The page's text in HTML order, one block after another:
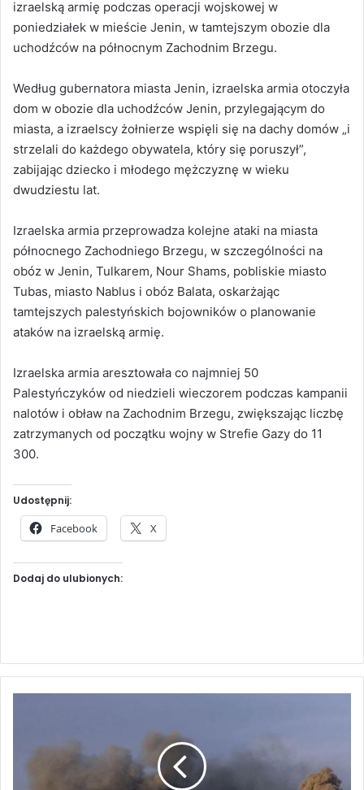
izraelską armię podczas operacji wojskowej w
poniedziałek w mieście Jenin, w tamtejszym obozie dla
uchodźców na północnym Zachodnim Brzegu.
Według gubernatora miasta Jenin, izraelska armia otoczyła
dom w obozie dla uchodźców Jenin, przylegającym do
miasta, a izraelscy żołnierze wspięli się na dachy domów „i
strzelali do każdego obywatela, który się poruszył”,
zabijając dziecko i młodego mężczyznę w wieku
dwudziestu lat.
Izraelska armia przeprowadza kolejne ataki na miasta
północnego Zachodniego Brzegu, w szczególności na
obóz w Jenin, Tulkarem, Nour Shams, pobliskie miasto
Tubas, miasto Nablus i obóz Balata, oskarżając
tamtejszych palestyńskich bojowników o planowanie
ataków na izraelską armię.
Izraelska armia aresztowała co najmniej 50
Palestyńczyków od niedzieli wieczorem podczas kampanii
nalotów i obław na Zachodnim Brzegu, zwiększając liczbę
zatrzymanych od początku wojny w Strefie Gazy do 11
300.
Udostępnij:
Facebook X
Dodaj do ulubionych: